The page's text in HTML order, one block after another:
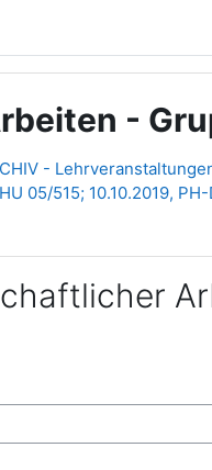
-
-
05/515; 10.10.2019,